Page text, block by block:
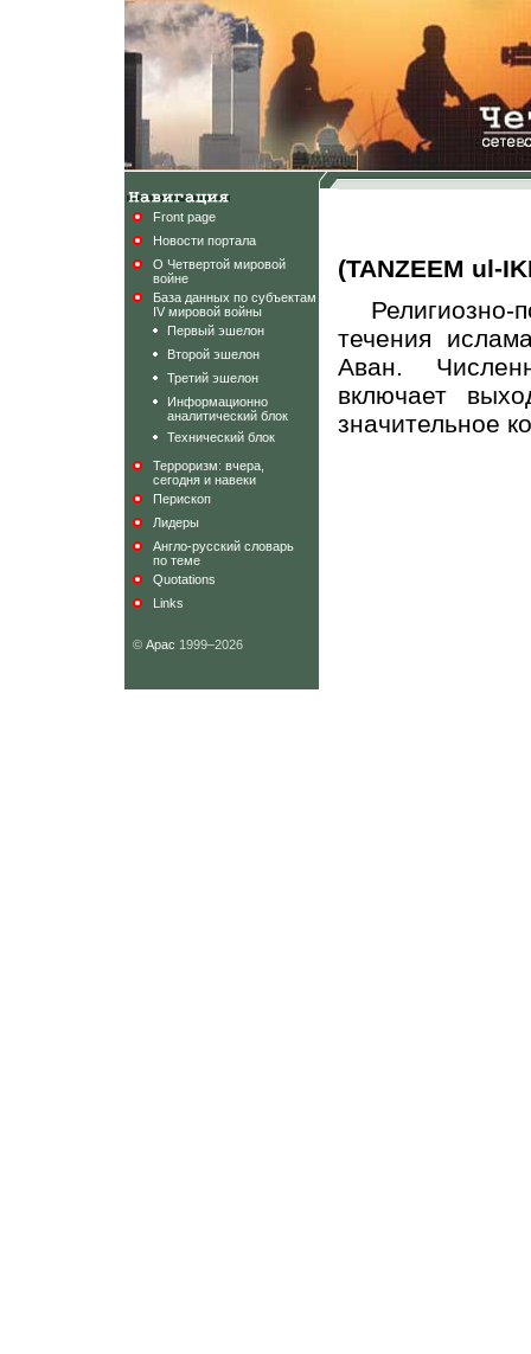
Front page
Новости портала
О Четвертой мировой
войне
База данных по субъектам
IV мировой войны
Первый эшелон
Второй эшелон
Третий эшелон
Информационно
аналитический блок
Технический блок
Терроризм: вчера,
сегодня и навеки
Перископ
Лидеры
Англо-русский словарь
по теме
Quotations
Links
© Арас 1999–2026
(TANZEEM ul-
течения
Аван.
включает
значительное